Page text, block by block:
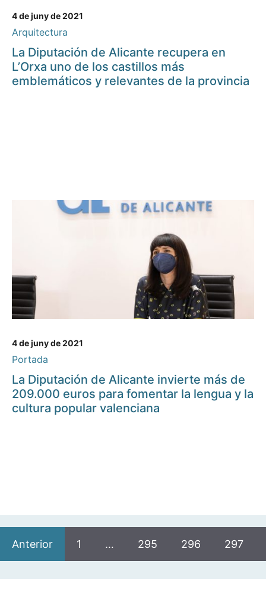
4 de juny de 2021
Arquitectura
La Diputación de Alicante recupera en
L’Orxa uno de los castillos más
emblemáticos y relevantes de la provincia
4 de juny de 2021
Portada
La Diputación de Alicante invierte más de
209.000 euros para fomentar la lengua y la
cultura popular valenciana
Anterior 1 … 295 296 297